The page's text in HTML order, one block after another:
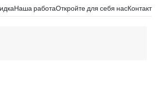
Наша работаОткройте для себя насКонтакт